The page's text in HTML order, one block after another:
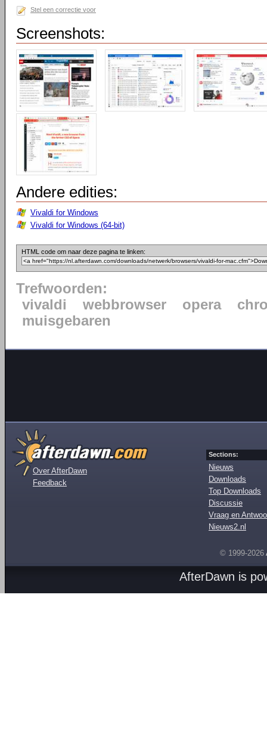
Stel een correctie voor
Screenshots:
Andere edities:
Vivaldi for Windows
Vivaldi for Windows (64-bit)
HTML code om naar deze pagina te linken:
Trefwoorden:
vivaldi
webbrowser opera
muisgebaren
Over AfterDawn
Feedback
Sections:
Nieuws
Downloads
Top Downloads
Discussie
Vraag en
Nieuws2.nl
© 1999-2026
AfterDawn is